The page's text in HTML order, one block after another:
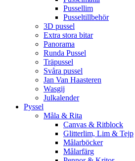
Pussellim
Pusseltillbehör
3D pussel
Extra stora bitar
Panorama
Runda Pussel
Träpussel
Svåra pussel
Jan Van Haasteren
Wasgij
Julkalender
Pyssel
Måla & Rita
Canvas & Ritblock
Glitterlim, Lim & Tejp
Målarböcker
Målarfärg